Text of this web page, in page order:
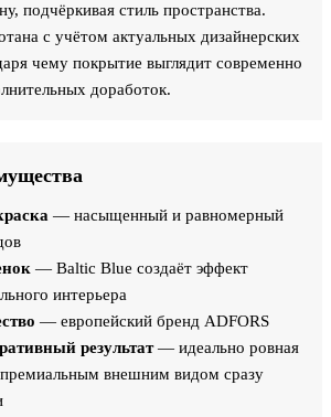
подчёркивая стиль пространства.
с учётом актуальных дизайнерских
чему покрытие выглядит современно
доработок.
— насыщенный и равномерный
— Baltic Blue создаёт эффект
интерьера
— европейский бренд ADFORS
результат— идеально ровная
премиальным внешним видом сразу